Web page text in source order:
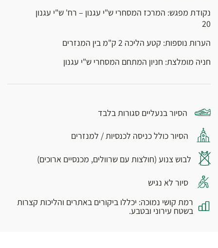
נקודת מפגש: המרכז המסחרי ש"י עגנון – רח' ש"י עגנון
20
הערות נוספות: קטע הליכה 2 ק"מ בין המנזרים
חניה מומלצת: חניון המתחם המסחרי ש"י עגנון
הסיור בנעליים סגורות בלבד
הסיור כולל כניסה לכנסיות / למנזרים
לבוש צנוע (חולצות עם שרוולים, מכנסיים ארוכים)
סיור לא נגיש
רמת קושי נמוכה: יכללו ביקורים באתרים והליכות קצרות
בשטח עירוני ובטבע.